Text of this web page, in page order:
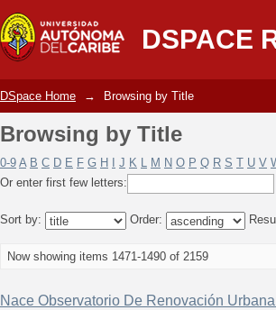
DSPACE
Browsing by Title
DSpace Home → Browsing by Title
Browsing by Title
0-9 A B C D E F G H J K L M N O P Q R S T U V
Or enter first few letters:
Sort by: Order:
Now showing items 1471-1490 of 2159
Nace Observatorio De Renovación